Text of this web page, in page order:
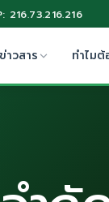
216.73.216.216
ข่าวสาร ทำไมต้